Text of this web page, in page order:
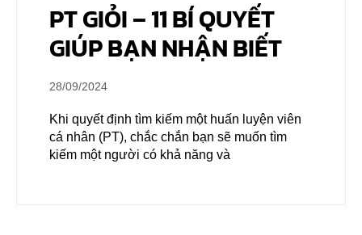
PT GIỎI – 11 BÍ QUYẾT
GIÚP BẠN NHẬN BIẾT
28/09/2024
Khi quyết định tìm kiếm một huấn luyện viên
cá nhân (PT), chắc chắn bạn sẽ muốn tìm
kiếm một người có khả năng và